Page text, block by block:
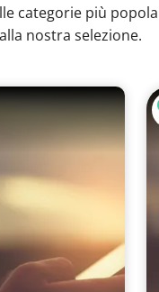
categorie più
nostra selezione.